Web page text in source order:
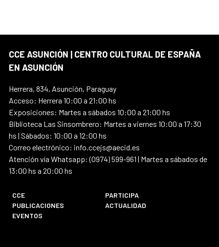
CCE ASUNCIÓN | CENTRO CULTURAL DE ESPAÑA
EN ASUNCIÓN
Herrera, 834, Asunción, Paraguay
Acceso: Herrera 10:00 a 21:00 hs
Exposiciones: Martes a sábados 10:00 a 21:00 hs
Biblioteca Las Sinsombrero: Martes a viernes 10:00 a 17:30
hs | Sábados: 10:00 a 12:00 hs
Correo electrónico: info.ccejs@aecid.es
Atención vía Whatsapp: (0974) 599-961 | Martes a sábados de
13:00 hs a 20:00 hs
CCE
PARTICIPA
PUBLICACIONES
ACTUALIDAD
EVENTOS